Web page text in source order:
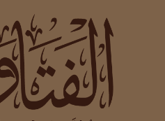
العالم